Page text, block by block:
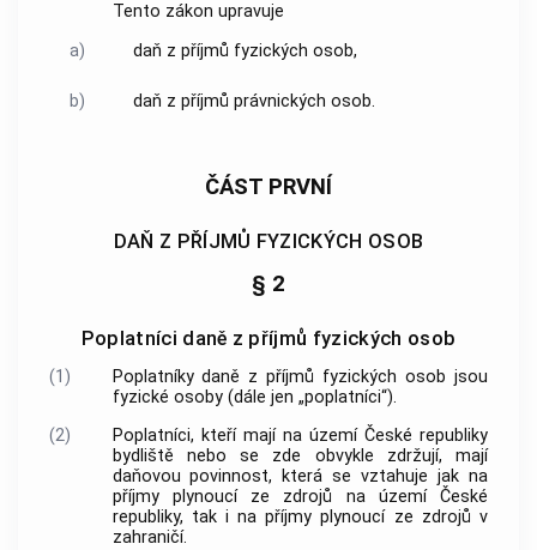
Tento zákon upravuje
a)
daň z příjmů fyzických osob,
b) daň z příjmů právnických osob.
ČÁST PRVNÍ
DAŇ Z PŘÍJMŮ FYZICKÝCH OSOB
§ 2
Poplatníci daně z příjmů fyzických osob
(1)
Poplatníky daně z příjmů fyzických osob jsou
fyzické osoby (dále jen „poplatníci“).
(2)
Poplatníci, kteří mají na území České republiky
bydliště nebo se zde obvykle zdržují, mají
daňovou povinnost, která se vztahuje jak na
příjmy plynoucí ze zdrojů na území České
republiky, tak i na příjmy plynoucí ze zdrojů v
zahraničí.